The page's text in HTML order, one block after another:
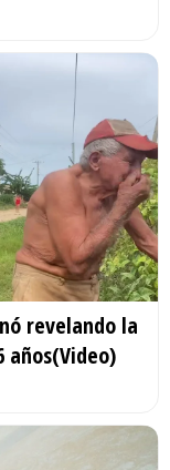
revelando la
años(Video)